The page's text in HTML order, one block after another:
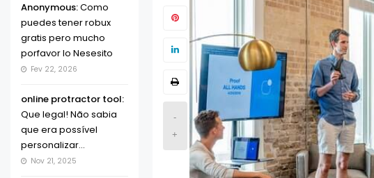
Anonymous:Como
puedes tener robux
gratis pero mucho
porfavor lo Nesesito
Fev 22, 2026
online protractor tool:
Que legal! Não sabia
que era possível
personalizar...
Nov 21, 2025
-
+